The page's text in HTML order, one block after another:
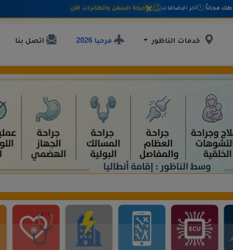
مجاناً | آخر الإضافات | حركة السفن والطائرات الآن
خدمات الناظور مرحبا 2026 اتصل بنا